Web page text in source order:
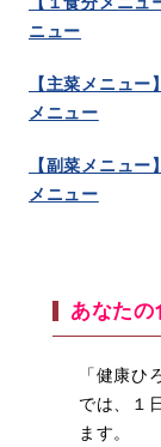
ニュー
【主菜メニュ
メニュー
【副菜メニュ
メニュー
あなたの
「健康ひ
では、１
ます。